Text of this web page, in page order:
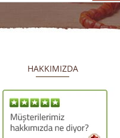
HAKKIMIZDA